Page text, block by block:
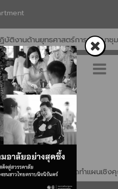
าชุมชน ประจำปี 2569 กอ
ร้อมยกระดับการจัดทำแผนเชิงคุ